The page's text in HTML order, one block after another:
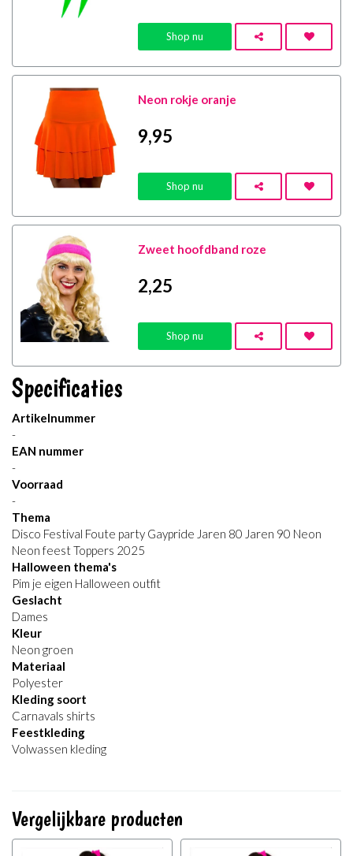
Shop nu
Neon rokje oranje
9,95
Shop nu
Zweet hoofdband roze
2,25
Shop nu
Specificaties
Artikelnummer
-
EAN nummer
-
Voorraad
-
Thema
Disco Festival Foute party Gaypride Jaren 80 Jaren 90 Neon
Neon feest Toppers 2025
Halloween thema's
Pim je eigen Halloween outfit
Geslacht
Dames
Kleur
Neon groen
Materiaal
Polyester
Kleding soort
Carnavals shirts
Feestkleding
Volwassen kleding
Vergelijkbare producten